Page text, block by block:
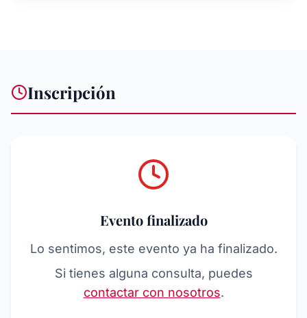
Inscripción
Evento finalizado
Lo sentimos, este evento ya ha finalizado.
Si tienes alguna consulta, puedes
contactar con nosotros.